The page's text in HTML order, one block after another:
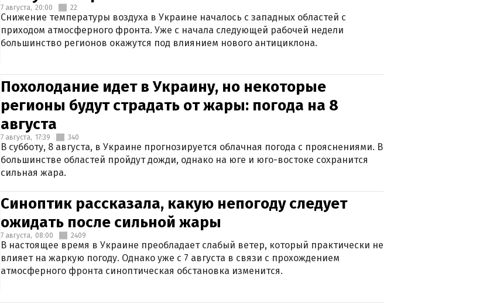
7 августа, 20:00 22
Снижение температуры воздуха в Украине началось с западных областей с
приходом атмосферного фронта. Уже с начала следующей рабочей недели
большинство регионов окажутся под влиянием нового антициклона.
Похолодание идет в Украину, но некоторые
регионы будут страдать от жары: погода на 8
августа
7 августа, 17:39 340
В субботу, 8 августа, в Украине прогнозируется облачная погода с прояснениями. В
большинстве областей пройдут дожди, однако на юге и юго-востоке сохранится
сильная жара.
Синоптик рассказала, какую непогоду следует
ожидать после сильной жары
7 августа, 08:00 2409
В настоящее время в Украине преобладает слабый ветер, который практически не
влияет на жаркую погоду. Однако уже с 7 августа в связи с прохождением
атмосферного фронта синоптическая обстановка изменится.